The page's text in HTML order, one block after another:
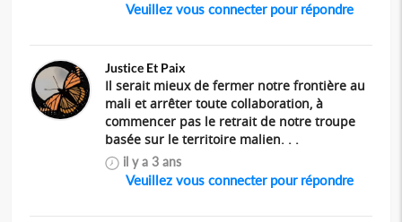
Veuillez vous connecter pour répondre
Justice Et Paix
Il serait mieux de fermer notre frontière au
mali et arrêter toute collaboration, à
commencer pas le retrait de notre troupe
basée sur le territoire malien. . .
il y a 3 ans
Veuillez vous connecter pour répondre